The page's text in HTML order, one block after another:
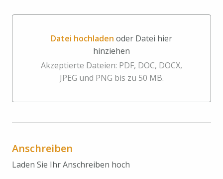
Datei hochladen oder Datei hier
hinziehen
Datei hochladen oder Datei hier hinziehen
Akzeptierte Dateien: PDF, DOC, DOCX,
JPEG und PNG bis zu 50 MB.
Anschreiben
Laden Sie Ihr Anschreiben hoch